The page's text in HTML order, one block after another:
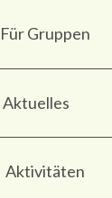
Für Gruppen
Aktuelles
Aktivitäten